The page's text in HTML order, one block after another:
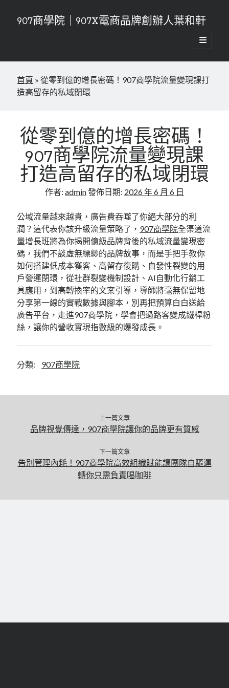
907商學院｜907X電商品牌創辦人葉和軒
開
啟
要
單
資
訊
欄
搜尋
新零售時代的生存法則！907商學院打造無縫接軌的消費體驗
連鎖加盟的乘法效應！907商學院教你如何成功複製一百家店
告別管理內耗！907商學院高效組織賦能讓團隊自驅運轉你只需負責喝
咖啡
從零到億的增長密碼！907商學院流量變現課打造高留存的私域閉環
品牌視覺傳達，907商學院讓你的品牌更有質感
近期留言
尚無留言可供顯示。
首頁 »從零到億的增長密碼！907商學院流量變現課打
造高留存的私域閉環
從零到億的增長密碼！
907商學院流量變現課
打造高留存的私域閉環
作者: admin發佈日期: 2026 年 6 月 6 日
公域流量越來越貴，廣告費吞噬了你絕大部分的利
潤？這代表你該升級流量策略了， 907商學院全渠道流
量增長班將為你揭開億級品牌背後的私域流量變現密
碼，我們不談虛無縹緲的品牌故事，而是手把手教你
如何搭建低成本獲客、高留存復購、自發性裂變的用
戶營運閉環，從社群裂變機制設計、AI自動化行銷工
具應用，到高轉換率的文案引導，導師將毫無保留地
分享第一線的實戰數據與腳本，別再把預算白白送給
廣告平台，走進907商學院，學會把過路客變成鐵桿粉
絲，讓你的營收實現指數級的爆發成長。
分類: 907商學院
上一篇文章
品牌視覺傳達，907商學院讓你的品牌更有質感
下一篇文章
告別管理內耗！907商學院高效組織賦能讓團隊自驅運
轉你只需負責喝咖啡